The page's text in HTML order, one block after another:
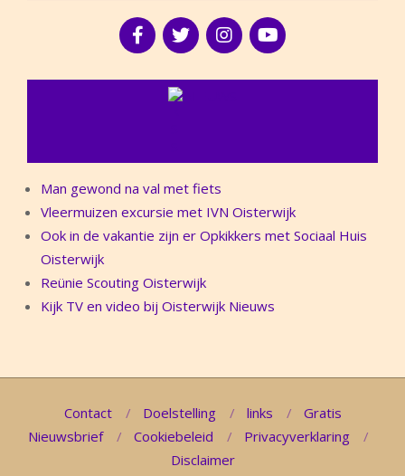
Man gewond na val met fiets
Vleermuizen excursie met IVN Oisterwijk
Ook in de vakantie zijn er Opkikkers met Sociaal Huis
Oisterwijk
Reünie Scouting Oisterwijk
Kijk TV en video bij Oisterwijk Nieuws
Contact Doelstelling links
Gratis
Nieuwsbrief
Cookiebeleid
Privacyverklaring
Disclaimer